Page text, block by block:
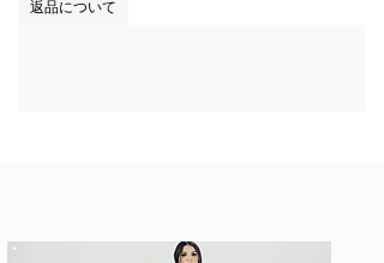
返品について